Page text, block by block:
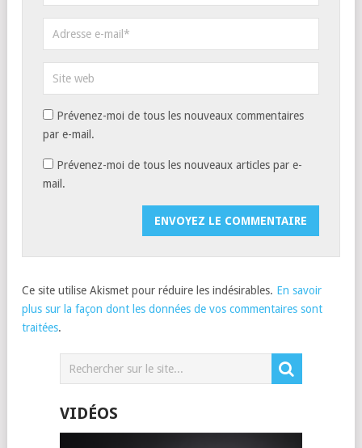
Prévenez-moi de tous les nouveaux commentaires
par e-mail.
Prévenez-moi de tous les nouveaux articles par e-
mail.
Ce site utilise Akismet pour réduire les indésirables. En savoir
plus sur la façon dont les données de vos commentaires sont
traitées.
VIDÉOS